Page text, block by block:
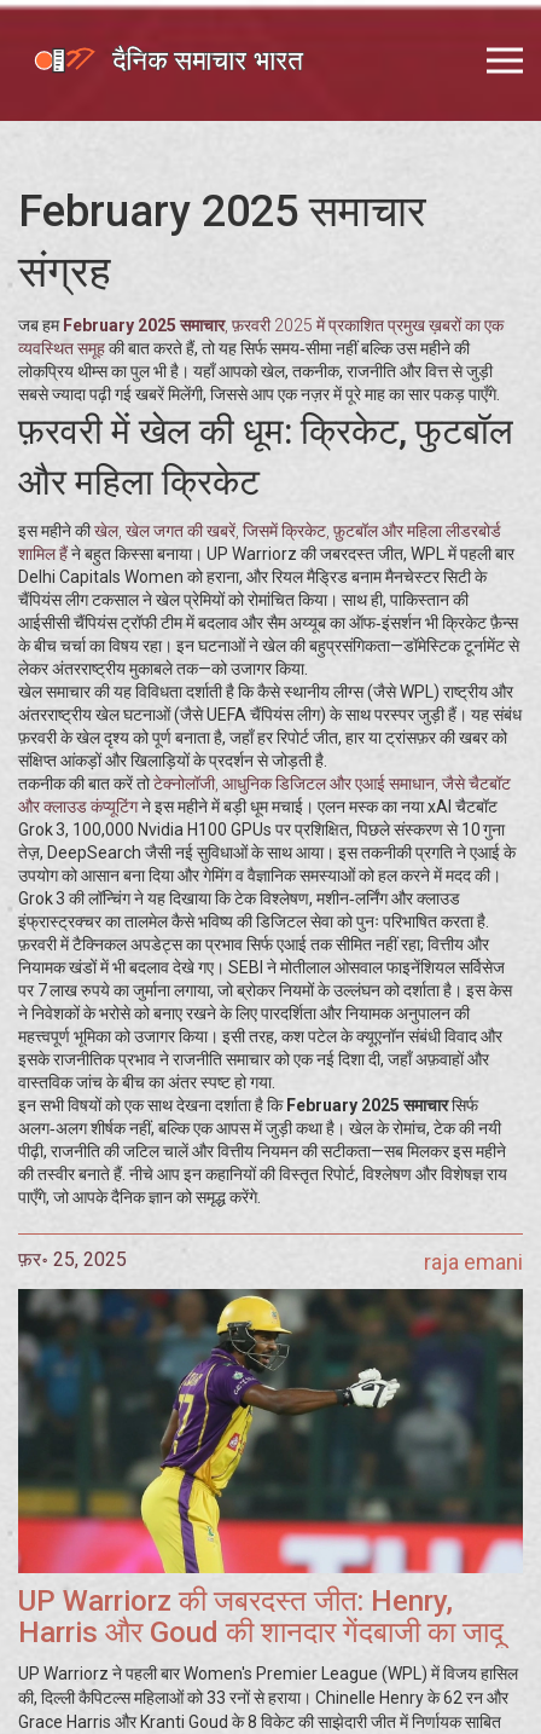
February 2025 समाचार
संग्रह
जब हम February 2025 समाचार, फ़रवरी 2025 में प्रकाशित प्रमुख ख़बरों का एक
व्यवस्थित समूहकी बात करते हैं, तो यह सिर्फ समय‑सीमा नहीं बल्कि उस महीने की
लोकप्रिय थीम्स का पुल भी है। यहाँ आपको खेल, तकनीक, राजनीति और वित्त से जुड़ी
सबसे ज्यादा पढ़ी गई खबरें मिलेंगी, जिससे आप एक नज़र में पूरे माह का सार पकड़ पाएँगे.
फ़रवरी में खेल की धूम: क्रिकेट, फुटबॉल
और महिला क्रिकेट
इस महीने कीखेल, खेल जगत की खबरें, जिसमें क्रिकेट, फ़ुटबॉल और महिला लीडरबोर्ड
शामिल हैंने बहुत किस्सा बनाया। UP Warriorz की जबरदस्त जीत, WPL में पहली बार
Delhi Capitals Women को हराना, और रियल मैड्रिड बनाम मैनचेस्टर सिटी के
चैंपियंस लीग टकसाल ने खेल प्रेमियों को रोमांचित किया। साथ ही, पाकिस्तान की
आईसीसी चैंपियंस ट्रॉफी टीम में बदलाव और सैम अय्यूब का ऑफ‑इंसर्शन भी क्रिकेट फ़ैन्स
के बीच चर्चा का विषय रहा। इन घटनाओं ने खेल की बहुप्रसंगिकता—डॉमेस्टिक टूर्नामेंट से
लेकर अंतरराष्ट्रीय मुकाबले तक—को उजागर किया.
खेल समाचार की यह विविधता दर्शाती है कि कैसे स्थानीय लीग्स (जैसे WPL) राष्ट्रीय और
अंतरराष्ट्रीय खेल घटनाओं (जैसे UEFA चैंपियंस लीग) के साथ परस्पर जुड़ी हैं। यह संबंध
फ़रवरी के खेल दृश्य को पूर्ण बनाता है, जहाँ हर रिपोर्ट जीत, हार या ट्रांसफ़र की खबर को
संक्षिप्त आंकड़ों और खिलाड़ियों के प्रदर्शन से जोड़ती है.
तकनीक की बात करें तोटेक्नोलॉजी, आधुनिक डिजिटल और एआई समाधान, जैसे चैटबॉट
और क्लाउड कंप्यूटिंगने इस महीने में बड़ी धूम मचाई। एलन मस्क का नया xAI चैटबॉट
Grok 3, 100,000 Nvidia H100 GPUs पर प्रशिक्षित, पिछले संस्करण से 10 गुना
तेज़, DeepSearch जैसी नई सुविधाओं के साथ आया। इस तकनीकी प्रगति ने एआई के
उपयोग को आसान बना दिया और गेमिंग व वैज्ञानिक समस्याओं को हल करने में मदद की।
Grok 3 की लॉन्चिंग ने यह दिखाया कि टेक विश्लेषण, मशीन‑लर्निंग और क्लाउड
इंफ्रास्ट्रक्चर का तालमेल कैसे भविष्य की डिजिटल सेवा को पुनः परिभाषित करता है.
फ़रवरी में टैक्निकल अपडेट्स का प्रभाव सिर्फ एआई तक सीमित नहीं रहा; वित्तीय और
नियामक खंडों में भी बदलाव देखे गए। SEBI ने मोतीलाल ओसवाल फाइनेंशियल सर्विसेज
पर 7 लाख रुपये का जुर्माना लगाया, जो ब्रोकर नियमों के उल्लंघन को दर्शाता है। इस केस
ने निवेशकों के भरोसे को बनाए रखने के लिए पारदर्शिता और नियामक अनुपालन की
महत्त्वपूर्ण भूमिका को उजागर किया। इसी तरह, कश पटेल के क्यूए़नॉन संबंधी विवाद और
इसके राजनीतिक प्रभाव ने राजनीति समाचार को एक नई दिशा दी, जहाँ अफ़वाहों और
वास्तविक जांच के बीच का अंतर स्पष्ट हो गया.
इन सभी विषयों को एक साथ देखना दर्शाता है कि February 2025 समाचारसिर्फ
अलग‑अलग शीर्षक नहीं, बल्कि एक आपस में जुड़ी कथा है। खेल के रोमांच, टेक की नयी
पीढ़ी, राजनीति की जटिल चालें और वित्तीय नियमन की सटीकता—सब मिलकर इस महीने
की तस्वीर बनाते हैं. नीचे आप इन कहानियों की विस्तृत रिपोर्ट, विश्लेषण और विशेषज्ञ राय
पाएँगे, जो आपके दैनिक ज्ञान को समृद्ध करेंगे.
फ़र॰ 25, 2025 raja emani
UP Warriorz की जबरदस्त जीत: Henry,
Harris और Goud की शानदार गेंदबाजी का जादू
UP Warriorz ने पहली बार Women's Premier League (WPL) में विजय हासिल
की, दिल्ली कैपिटल्स महिलाओं को 33 रनों से हराया। Chinelle Henry के 62 रन और
Grace Harris और Kranti Goud के 8 विकेट की साझेदारी जीत में निर्णायक साबित